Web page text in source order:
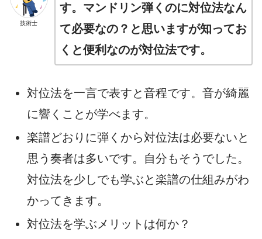
技術士
す。マンドリン弾くのに対位法なん
て必要なの？と思いますが知ってお
くと便利なのが対位法です。
対位法を一言で表すと音程です。音が綺麗
に響くことが学べます。
楽譜どおりに弾くから対位法は必要ないと
思う奏者は多いです。自分もそうでした。
対位法を少しでも学ぶと楽譜の仕組みがわ
かってきます。
対位法を学ぶメリットは何か？